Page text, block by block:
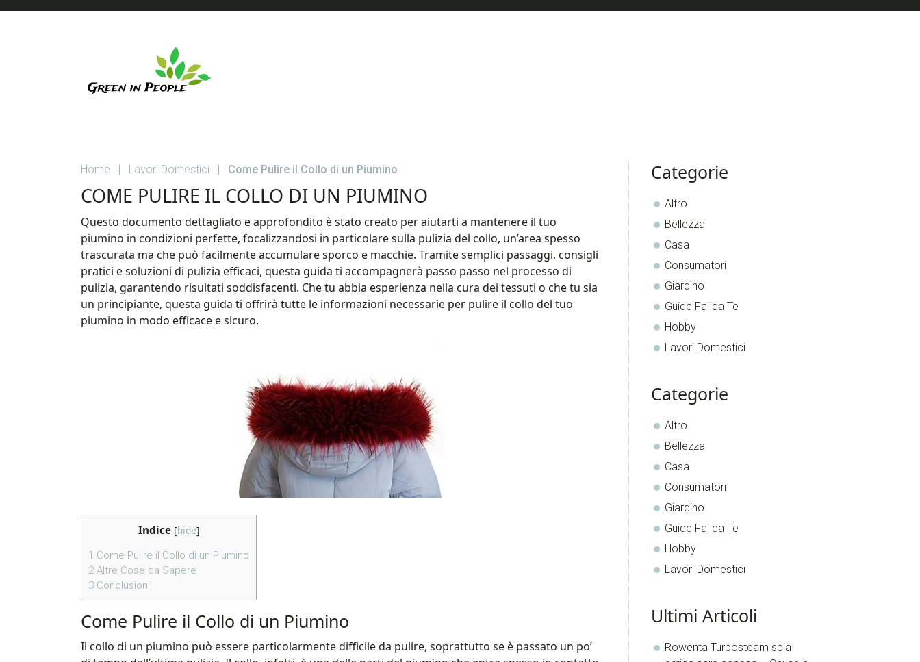
Skip
Skip
Skip
IN
PEOPLE
e
Giardino
Home | Lavori Domestici | Come Pulire il Collo di un Piumino
COME PULIRE IL COLLO DI UN PIUMINO
Questo documento dettagliato e approfondito è stato creato per aiutarti a mantenere il tuo
piumino in condizioni perfette, focalizzandosi in particolare sulla pulizia del collo, un’area spesso
trascurata ma che può facilmente accumulare sporco e macchie. Tramite semplici passaggi, consigli
pratici e soluzioni di pulizia efficaci, questa guida ti accompagnerà passo passo nel processo di
pulizia, garantendo risultati soddisfacenti. Che tu abbia esperienza nella cura dei tessuti o che tu sia
un principiante, questa guida ti offrirà tutte le informazioni necessarie per pulire il collo del tuo
piumino in modo efficace e sicuro.
Indice [hide]
1 Come Pulire il Collo di un Piumino
2Altre Cose da Sapere
3 Conclusioni
Come Pulire il Collo di un Piumino
Il collo di un piumino può essere particolarmente difficile da pulire, soprattutto se è passato un po’
sidebar
Blog
Categorie
Altro
Bellezza
Casa
Consumatori
Giardino
Guide Fai da Te
Hobby
Lavori Domestici
Categorie
Altro
Bellezza
Casa
Consumatori
Giardino
Guide Fai da Te
Hobby
Lavori Domestici
Ultimi Articoli
Rowenta Turbosteam spia